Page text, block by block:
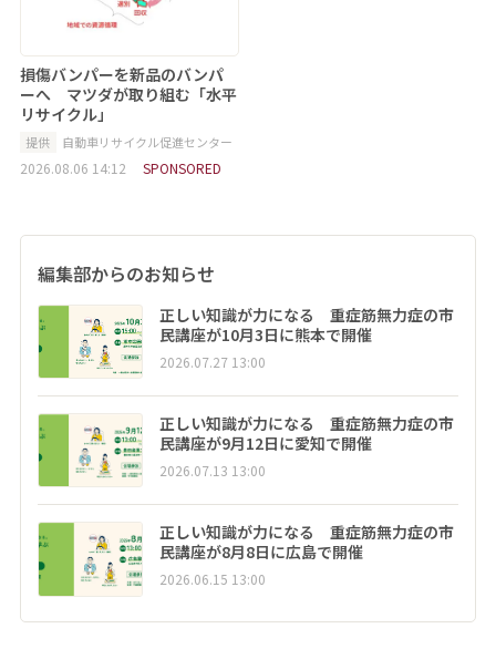
損傷バンパーを新品のバンパ
ーへ マツダが取り組む「水平
リサイクル」
提供 自動車リサイクル促進センター
2026.08.06 14:12 SPONSORED
編集部からのお知らせ
正しい知識が力になる 重症筋無力症の市
民講座が10月3日に熊本で開催
2026.07.27 13:00
正しい知識が力になる 重症筋無力症の市
民講座が9月12日に愛知で開催
2026.07.13 13:00
正しい知識が力になる 重症筋無力症の市
民講座が8月8日に広島で開催
2026.06.15 13:00